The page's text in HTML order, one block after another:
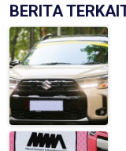
BERITA